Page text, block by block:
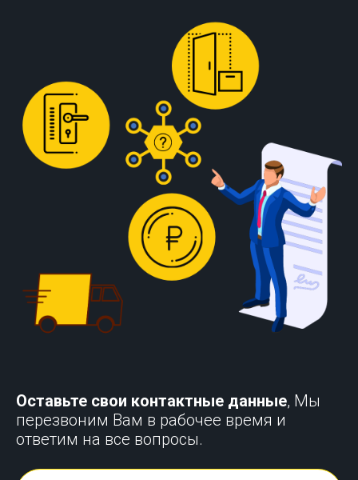
Оставьте свои контактные данные, Мы
перезвоним Вам в рабочее время и
ответим на все вопросы.